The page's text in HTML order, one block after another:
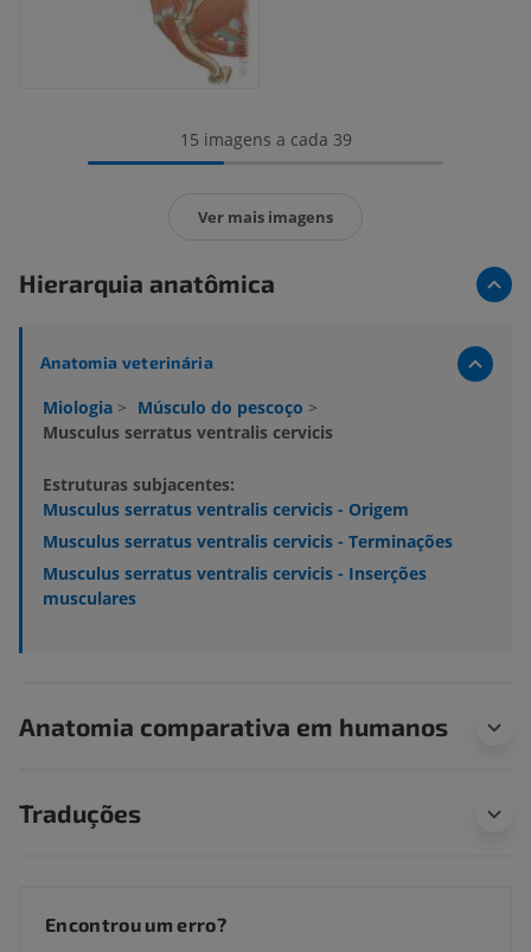
15 imagens a cada 39
Ver mais imagens
Hierarquia anatômica
Anatomia veterinária
Miologia > Músculo do pescoço >
Musculus serratus ventralis cervicis
Estruturas subjacentes:
Musculus serratus ventralis cervicis - Origem
Musculus serratus ventralis cervicis - Terminações
Musculus serratus ventralis cervicis - Inserções
musculares
Anatomia comparativa em humanos
Traduções
Encontrou um erro?